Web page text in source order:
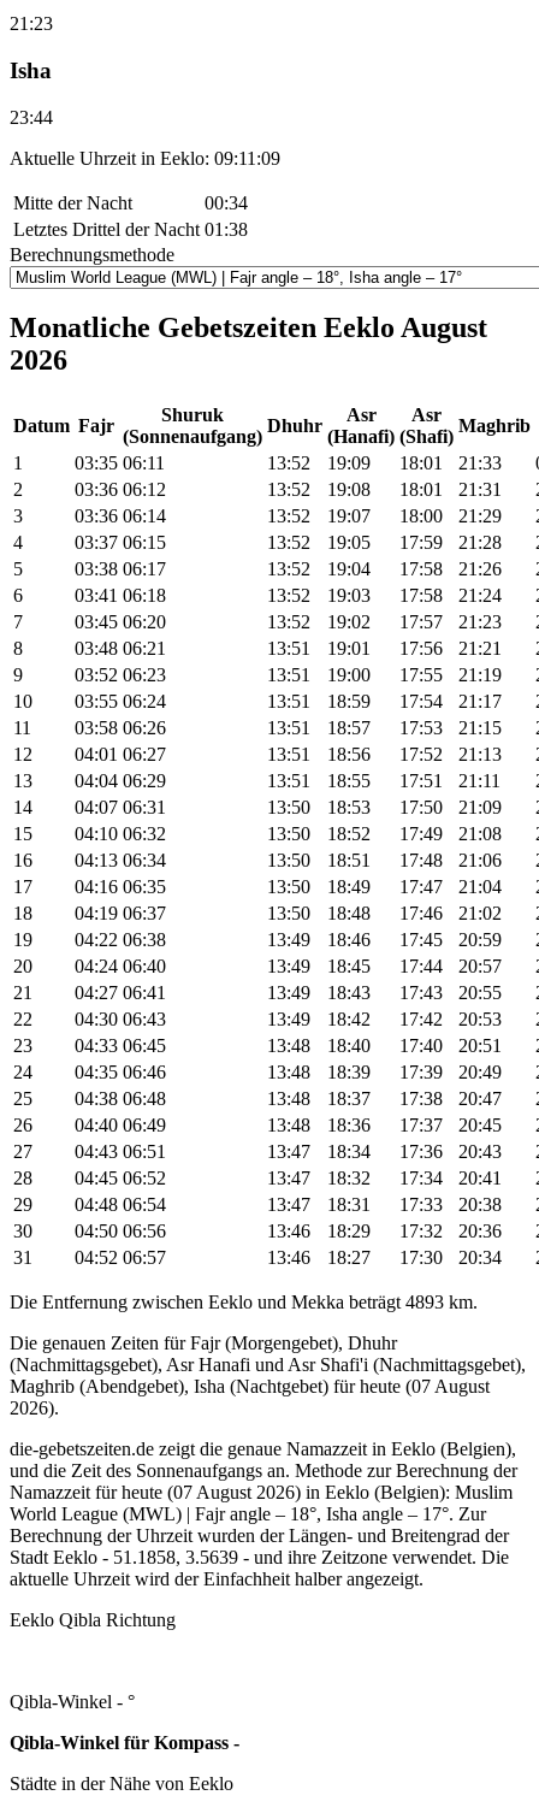
21:23
Isha
23:44
Aktuelle Uhrzeit in Eeklo: 09:11:09
Mitte der Nacht
00:34
Letztes Drittel der Nacht 01:38
Berechnungsmethode
Monatliche Gebetszeiten Eeklo August
2026
Datum Fajr
Shuruk
(Sonnenaufgang)
Dhuhr
Asr
(Hanafi)
Asr
(Shafi)
Maghrib
1
03:35 06:11 13:52 19:09 18:01 21:33
2
03:36 06:12 13:52 19:08 18:01 21:31
3
03:36 06:14 13:52 19:07 18:00 21:29
4
03:37 06:15 13:52 19:05 17:59 21:28
5
03:38 06:17 13:52 19:04 17:58 21:26
6
03:41 06:18 13:52 19:03 17:58 21:24
7
03:45 06:20 13:52 19:02 17:57 21:23
8
03:48 06:21 13:51 19:01 17:56 21:21
9
03:52 06:23 13:51 19:00 17:55 21:19
10
03:55 06:24 13:51 18:59 17:54 21:17
11
03:58 06:26 13:51 18:57 17:53 21:15
12
04:01 06:27 13:51 18:56 17:52 21:13
13
04:04 06:29 13:51 18:55 17:51 21:11
14
04:07 06:31 13:50 18:53 17:50 21:09
15
04:10 06:32 13:50 18:52 17:49 21:08
16
04:13 06:34 13:50 18:51 17:48 21:06
17
04:16 06:35 13:50 18:49 17:47 21:04
18
04:19 06:37 13:50 18:48 17:46 21:02
19
04:22 06:38 13:49 18:46 17:45 20:59
20
04:24 06:40 13:49 18:45 17:44 20:57
21
04:27 06:41 13:49 18:43 17:43 20:55
22
04:30 06:43 13:49 18:42 17:42 20:53
23
04:33 06:45 13:48 18:40 17:40 20:51
24
04:35 06:46 13:48 18:39 17:39 20:49
25
04:38 06:48 13:48 18:37 17:38 20:47
26
04:40 06:49 13:48 18:36 17:37 20:45
27
04:43 06:51 13:47 18:34 17:36 20:43
28
04:45 06:52 13:47 18:32 17:34 20:41
29
04:48 06:54 13:47 18:31 17:33 20:38
30
04:50 06:56 13:46 18:29 17:32 20:36
31
04:52 06:57 13:46 18:27 17:30 20:34
Die Entfernung zwischen Eeklo und Mekka beträgt 4893 km.
Die genauen Zeiten für Fajr (Morgengebet), Dhuhr
(Nachmittagsgebet), Asr Hanafi und Asr Shafi'i (Nachmittagsgebet),
Maghrib (Abendgebet), Isha (Nachtgebet) für heute (07 August
2026).
die-gebetszeiten.de zeigt die genaue Namazzeit in Eeklo (Belgien),
und die Zeit des Sonnenaufgangs an. Methode zur Berechnung der
Namazzeit für heute (07 August 2026) in Eeklo (Belgien): Muslim
World League (MWL) | Fajr angle – 18°, Isha angle – 17°. Zur
Berechnung der Uhrzeit wurden der Längen- und Breitengrad der
Stadt Eeklo - 51.1858, 3.5639 - und ihre Zeitzone verwendet. Die
aktuelle Uhrzeit wird der Einfachheit halber angezeigt.
Eeklo Qibla Richtung
Qibla-Winkel - °
Qibla-Winkel für Kompass -
Städte in der Nähe von Eeklo